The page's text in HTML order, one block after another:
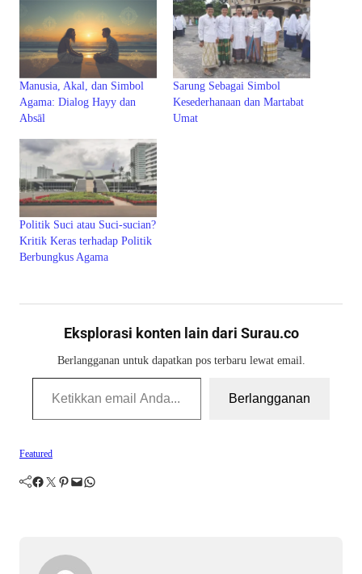
Manusia, Akal, dan Simbol
Agama: Dialog Hayy dan
Absāl
Sarung Sebagai Simbol
Kesederhanaan dan Martabat
Umat
Politik Suci atau Suci-sucian?
Kritik Keras terhadap Politik
Berbungkus Agama
Eksplorasi konten lain dari Surau.co
Berlangganan untuk dapatkan pos terbaru lewat email.
Ketikkan email Anda...
Berlangganan
Featured
Facebook Twitter Pinterest Mail WhatsApp